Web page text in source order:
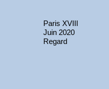
Paris XVIII
Juin 2020
Regard